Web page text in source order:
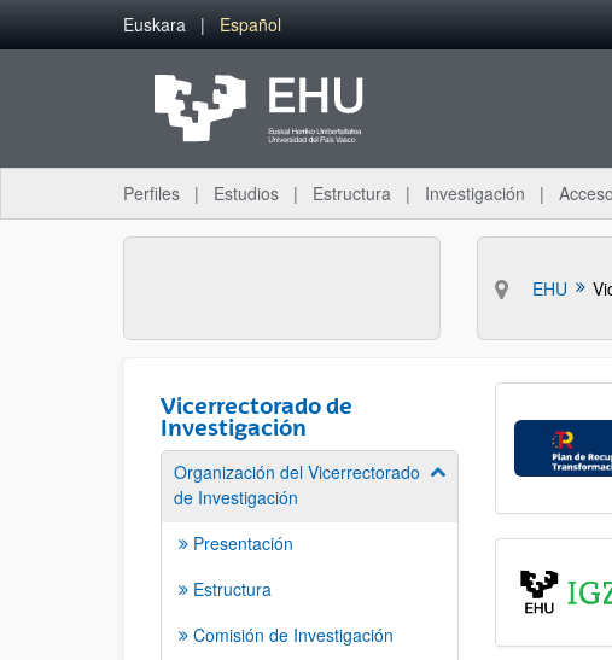
Saltar al contenido principal
Euskara Español
Perfiles Estudios Estructura Investigación
EHU
Vicerrectorado de
Investigación
Organización del Vicerrectorado
de Investigación
Mostrar/ocultar
Presentación
Estructura
Comisión de Investigación